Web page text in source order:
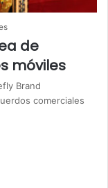
de
móviles
Brand
comerciales